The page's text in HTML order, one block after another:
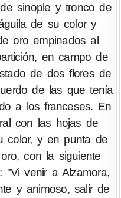
sinople y tronco de
de su color y
oro empinados al
en campo de
de dos flores de
de las que tenía
a los franceses. En
con las hojas de
color, y en punta de
con la siguiente
"Vi venir a Alzamora,
y animoso, salir de